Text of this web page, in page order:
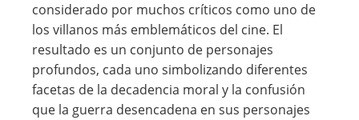
considerado por muchos críticos como uno de
los villanos más emblemáticos del cine. El
resultado es un conjunto de personajes
profundos, cada uno simbolizando diferentes
facetas de la decadencia moral y la confusión
que la guerra desencadena en sus personajes